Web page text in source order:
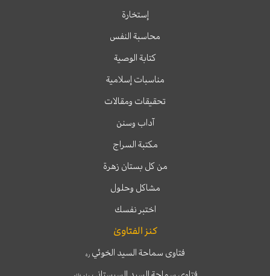
إستخارة
محاسبة النفس
كتابة الوصية
مناسبات إسلامية
تحقيقات ومقالات
آداب وسنن
مكتبة السراج
من كل بستان زهرة
مشاكل وحلول
اختبر نفسك
كنز الفتاوىٰ
فتاوى سماحة السيد الخوئيره